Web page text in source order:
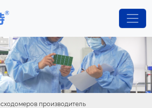
производитель